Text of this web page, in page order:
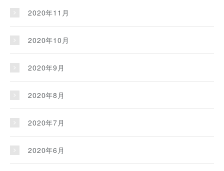
2020年11月
2020年10月
2020年9月
2020年8月
2020年7月
2020年6月